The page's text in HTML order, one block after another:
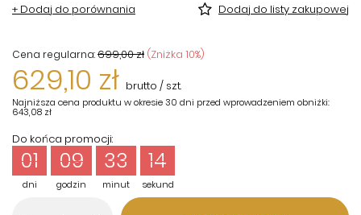
+ Dodaj do porównania Dodaj do listy zakupowej
Cena regularna:699,00 zł (Zniżka 10%)
629,10 zł brutto / szt.
Najniższa cena produktu w okresie 30 dni przed wprowadzeniem obniżki:
643,08 zł
Do końca promocji:
dni
01
godzin
09
minut
33
sekund
14